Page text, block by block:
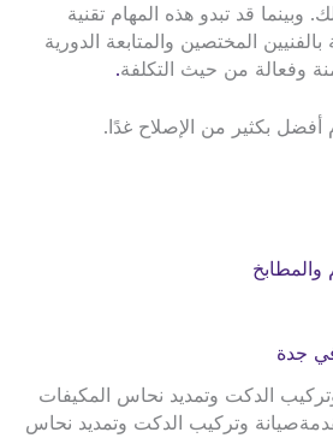
قد تبدو هذه المهام تقنية
بالفنيين المختصين والمتابعة الدورية
وفعالة من حيث التكلفة.
أفضل بكثير من الإصلاح غدًا.
جدة
الدكت وتمديد نحاس المكيفات
وتركيب الدكت وتمديد نحاس